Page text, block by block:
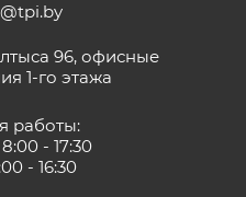
96, офисные
1-го этажа
работы:
- 17:30
- 16:30